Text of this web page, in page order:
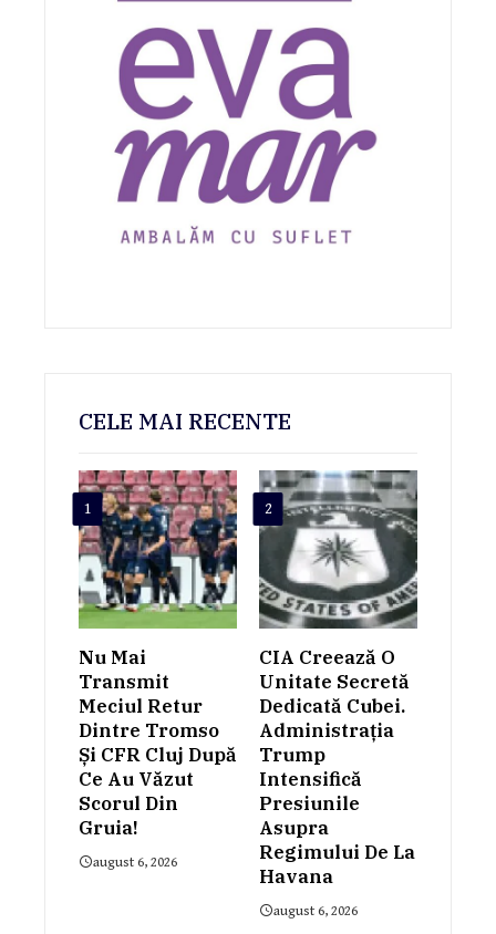
CELE MAI RECENTE
1
Nu Mai
Transmit
Meciul Retur
Dintre Tromso
Și CFR Cluj După
Ce Au Văzut
Scorul Din
Gruia!
august 6, 2026
2
CIA Creează O
Unitate Secretă
Dedicată Cubei.
Administrația
Trump
Intensifică
Presiunile
Asupra
Regimului De La
Havana
august 6, 2026